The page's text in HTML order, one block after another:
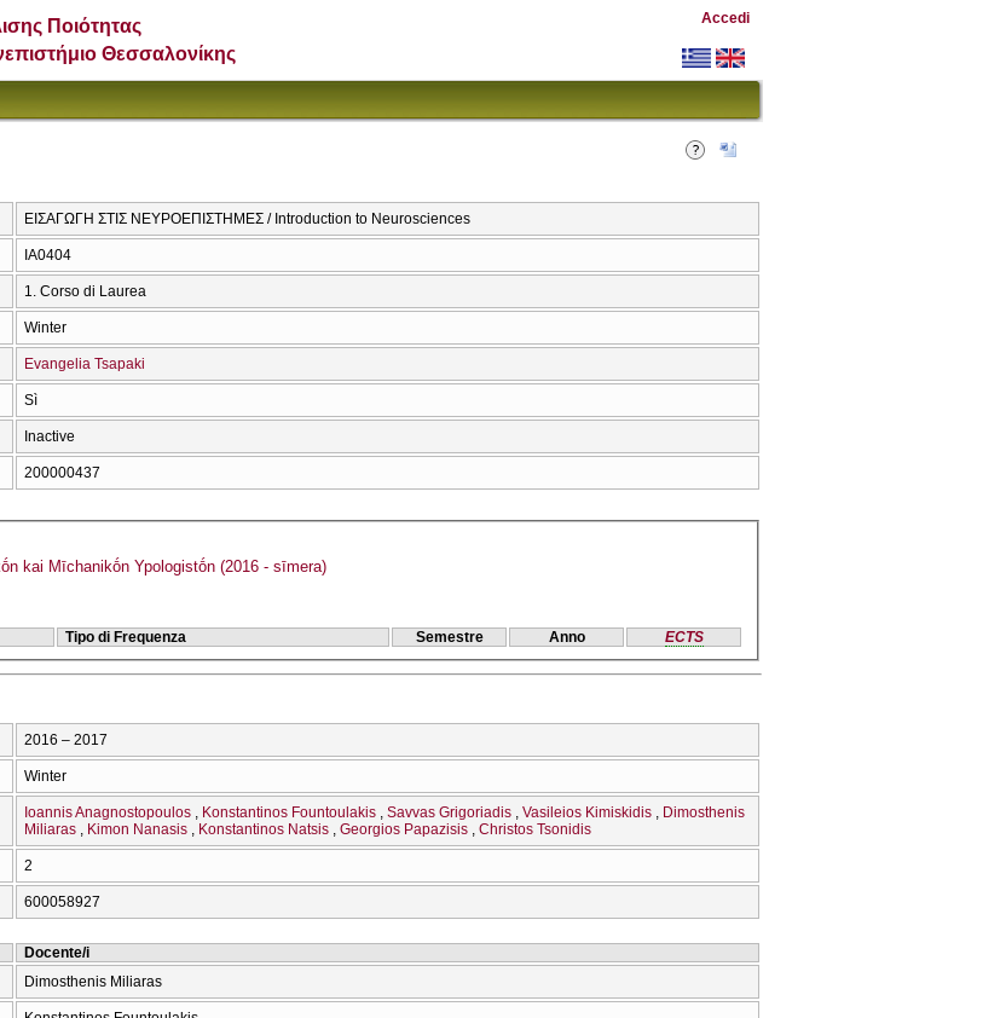
Ποιότητας
Θεσσαλονίκης
Accedi
ΕΙΣΑΓΩΓΗ ΣΤΙΣ ΝΕΥΡΟΕΠΙΣΤΗΜΕΣ / Introduction to Neurosciences
ΙΑ0404
1. Corso di Laurea
Winter
Evangelia Tsapaki
Sì
Inactive
200000437
kai Mīchanikṓn Ypologistṓn (2016 - sīmera)
Tipo di Frequenza Semestre Anno ECTS
2016 – 2017
Winter
Ioannis Anagnostopoulos Konstantinos Fountoulakis Savvas Grigoriadis Vasileios Kimiskidis
Dimosthenis
Miliaras
Kimon Nanasis Konstantinos Natsis Georgios Papazisis Christos Tsonidis
2
600058927
Docente/i
Dimosthenis Miliaras